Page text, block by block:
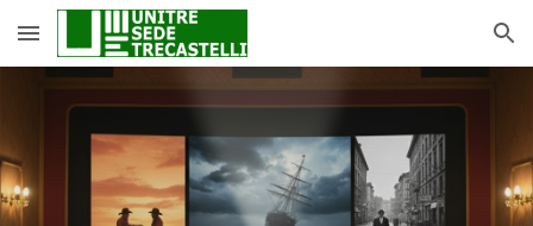
Skip to main content Skip to navigation